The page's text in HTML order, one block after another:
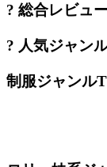
? 総合レビュ
? 人気ジャン
制服ジャンル